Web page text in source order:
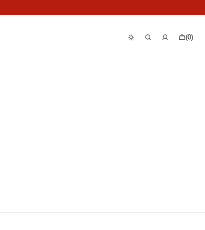
Количка
(0)